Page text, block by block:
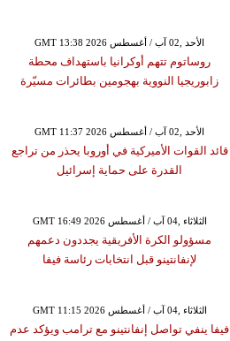
GMT 13:38 2026 الأحد ,02 آب / أغسطس
روساتوم تتهم أوكرانيا باستهداف محطة
زابوريجيا النووية بهجومين بطائرات مسيّرة
GMT 11:37 2026 الأحد ,02 آب / أغسطس
قائد القوات الأميركية في أوروبا يحذر من تراجع
القدرة على حماية إسرائيل
GMT 16:49 2026 الثلاثاء ,04 آب / أغسطس
مسؤولو الكرة الأفريقية يجددون دعمهم
لإنفانتينو قبل انتخابات رئاسة فيفا
GMT 11:15 2026 الثلاثاء ,04 آب / أغسطس
فيفا ينفي تواصل إنفانتينو مع ترامب ويؤكد عدم